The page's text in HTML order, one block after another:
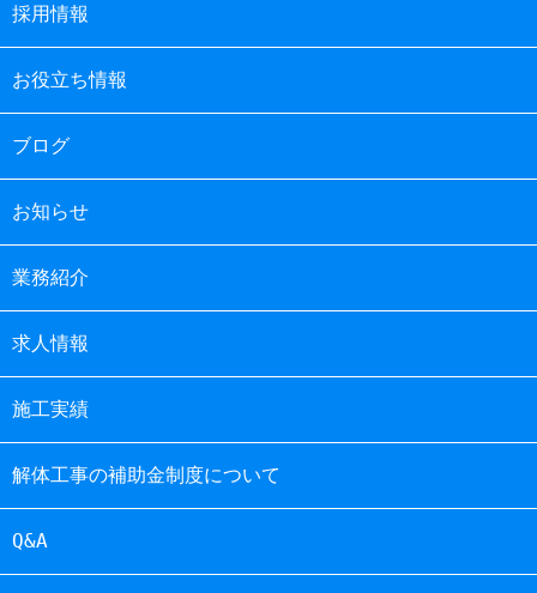
採用情報
お役立ち情報
ブログ
お知らせ
業務紹介
求人情報
施工実績
解体工事の補助金制度について
Q&A